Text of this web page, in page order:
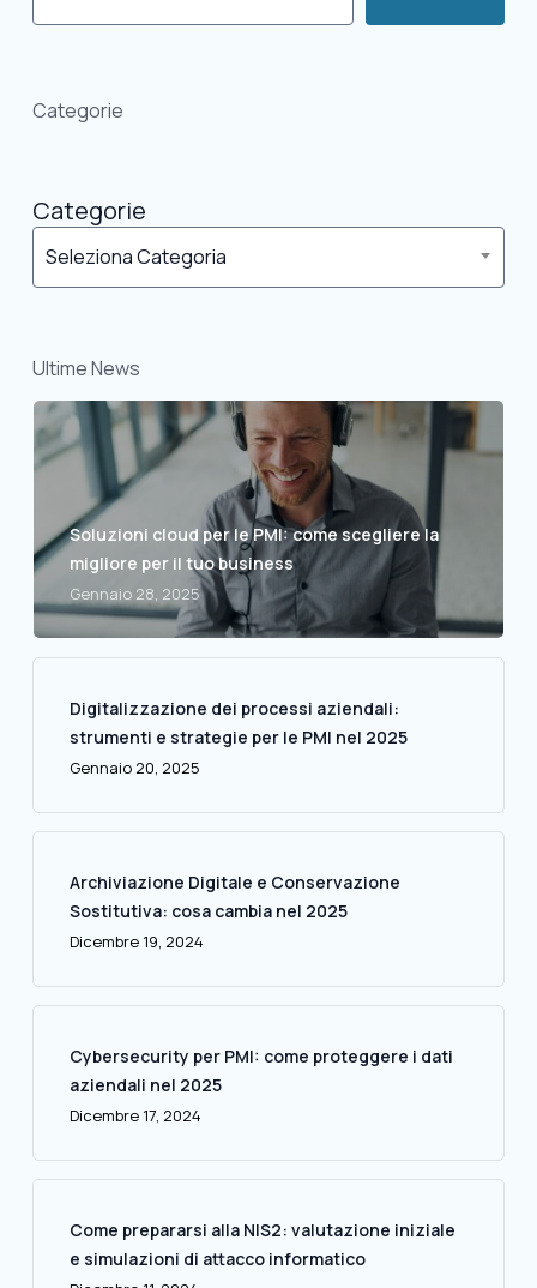
Categorie
Categorie
Seleziona Categoria
Ultime News
Soluzioni cloud per le PMI: come scegliere la
migliore per il tuo business
Gennaio 28, 2025
Digitalizzazione dei processi aziendali:
strumenti e strategie per le PMI nel 2025
Gennaio 20, 2025
Archiviazione Digitale e Conservazione
Sostitutiva: cosa cambia nel 2025
Dicembre 19, 2024
Cybersecurity per PMI: come proteggere i dati
aziendali nel 2025
Dicembre 17, 2024
Come prepararsi alla NIS2: valutazione iniziale
e simulazioni di attacco informatico